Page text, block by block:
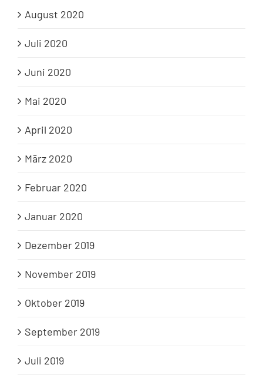
August 2020
Juli 2020
Juni 2020
Mai 2020
April 2020
März 2020
Februar 2020
Januar 2020
Dezember 2019
November 2019
Oktober 2019
September 2019
Juli 2019